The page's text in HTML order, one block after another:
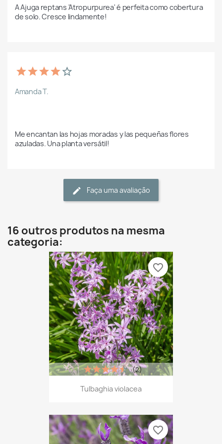
A Ajuga reptans 'Atropurpurea' é perfeita como cobertura
de solo. Cresce lindamente!
Amanda T.
Me encantan las hojas moradas y las pequeñas flores
azuladas. Una planta versátil!
Faça uma avaliação
16 outros produtos na mesma
categoria:
Tulbaghia violacea
(2)
favorite_border
favorite_border